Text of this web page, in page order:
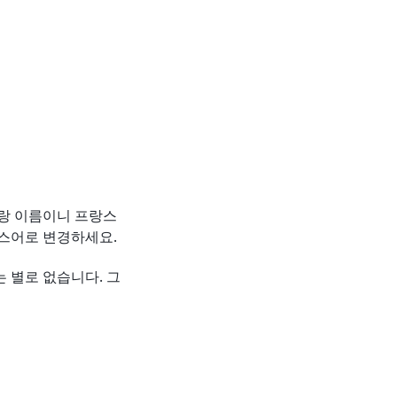
이름이니 프랑스
어로 변경하세요.
별로 없습니다. 그